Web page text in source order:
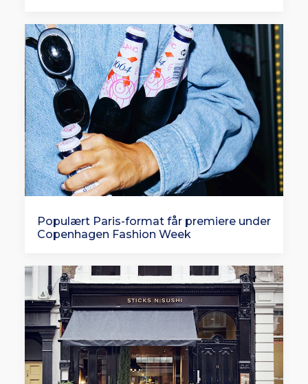
Populært Paris-format får premiere under
Copenhagen Fashion Week